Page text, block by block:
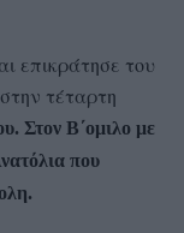
επικράτησε του
τέταρτη
Στον Β΄ομιλο με
που